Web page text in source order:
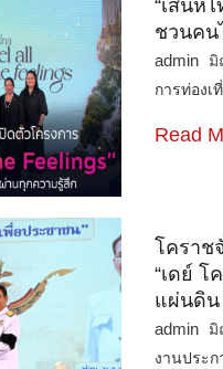
“เสน่ห์
ชวนคน
admin
มิ
การท่องเ
Read
โคราช
“เดย์
แผ่นดิน
admin
มิ
งานประ